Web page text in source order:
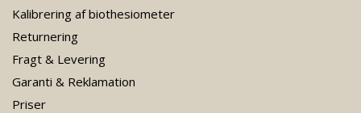
Kalibrering af biothesiometer
Returnering
Fragt & Levering
Garanti & Reklamation
Priser